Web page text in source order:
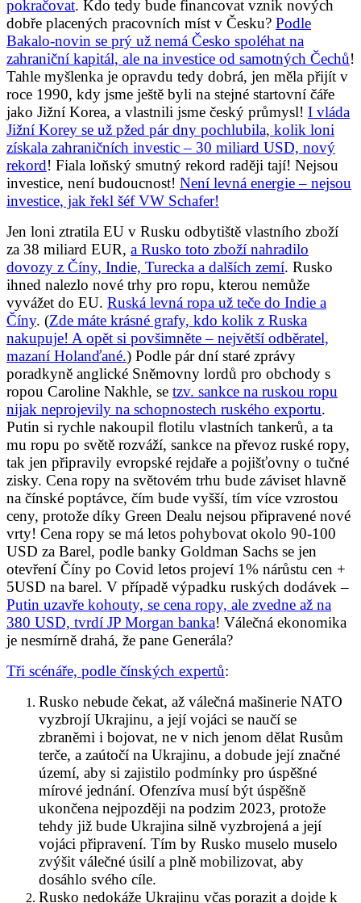
pokračovat. Kdo tedy bude financovat vznik nových
dobře placených pracovních míst v Česku? Podle
Bakalo-novin se prý už nemá Česko spoléhat na
zahraniční kapitál, ale na investice od samotných Čechů!
Tahle myšlenka je opravdu tedy dobrá, jen měla přijít v
roce 1990, kdy jsme ještě byli na stejné startovní čáře
jako Jižní Korea, a vlastnili jsme český průmysl! I vláda
Jižní Korey se už pžed pár dny pochlubila, kolik loni
získala zahraničních investic – 30 miliard USD, nový
rekord! Fiala loňský smutný rekord raději tají! Nejsou
investice, není budoucnost! Není levná energie – nejsou
investice, jak řekl šéf VW Schafer!
Jen loni ztratila EU v Rusku odbytiště vlastního zboží
za 38 miliard EUR, a Rusko toto zboží nahradilo
dovozy z Číny, Indie, Turecka a dalších zemí. Rusko
ihned nalezlo nové trhy pro ropu, kterou nemůže
vyvážet do EU. Ruská levná ropa už teče do Indie a
Číny. (Zde máte krásné grafy, kdo kolik z Ruska
nakupuje! A opět si povšimněte – největší odběratel,
mazaní Holanďané.) Podle pár dní staré zprávy
poradkyně anglické Sněmovny lordů pro obchody s
ropou Caroline Nakhle, se tzv. sankce na ruskou ropu
nijak neprojevily na schopnostech ruského exportu.
Putin si rychle nakoupil flotilu vlastních tankerů, a ta
mu ropu po světě rozváží, sankce na převoz ruské ropy,
tak jen připravily evropské rejdaře a pojišťovny o tučné
zisky. Cena ropy na světovém trhu bude záviset hlavně
na čínské poptávce, čím bude vyšší, tím více vzrostou
ceny, protože díky Green Dealu nejsou připravené nové
vrty! Cena ropy se má letos pohybovat okolo 90-100
USD za Barel, podle banky Goldman Sachs se jen
otevření Číny po Covid letos projeví 1% nárůstu cen +
5USD na barel. V případě výpadku ruských dodávek –
Putin uzavře kohouty, se cena ropy, ale zvedne až na
380 USD, tvrdí JP Morgan banka! Válečná ekonomika
je nesmírně drahá, že pane Generála?
Tři scénáře, podle čínských expertů:
Rusko nebude čekat, až válečná mašinerie NATO
vyzbrojí Ukrajinu, a její vojáci se naučí se
zbraněmi i bojovat, ne v nich jenom dělat Rusům
terče, a zaútočí na Ukrajinu, a dobude její značné
území, aby si zajistilo podmínky pro úspěšné
mírové jednání. Ofenzíva musí být úspěšně
ukončena nejpozději na podzim 2023, protože
tehdy již bude Ukrajina silně vyzbrojená a její
vojáci připravení. Tím by Rusko muselo muselo
zvýšit válečné úsilí a plně mobilizovat, aby
dosáhlo svého cíle.
Rusko nedokáže Ukrajinu včas porazit a dojde k